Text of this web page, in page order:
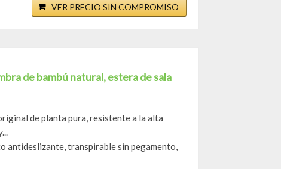
VER PRECIO SIN COMPROMISO
de bambú natural, estera de sala
de planta pura, resistente a la alta
antideslizante, transpirable sin pegamento,